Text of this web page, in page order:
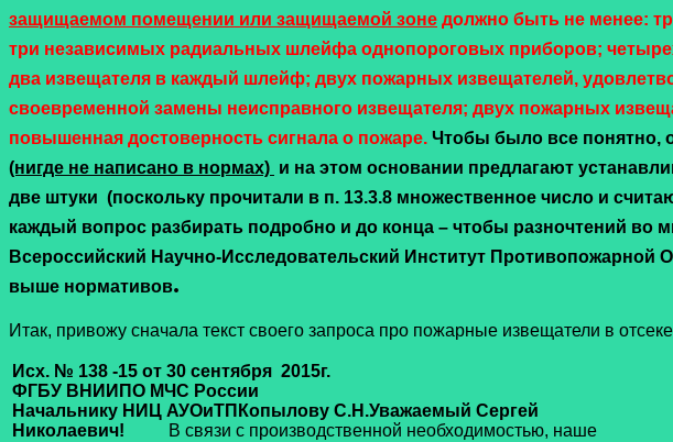
защищаемом помещении или защищаемой зоне должно быть не менее:
три независимых радиальных шлейфа однопороговых приборов;
два извещателя в каждый шлейф; двух пожарных извещателей,
своевременной замены неисправного извещателя; двух пожарных
повышенная достоверность сигнала о пожаре. Чтобы было все понятно,
(нигде не написано в нормах) и на этом основании предлагают
две штуки (поскольку прочитали в п. 13.3.8 множественное число и
каждый вопрос разбирать подробно и до конца – чтобы разночтений
Всероссийский Научно-Исследовательский Институт
выше нормативов.
Итак, привожу сначала текст своего запроса про пожарные извещатели в
Исх. № 138 -15 от 30 сентября 2015г.
ФГБУ ВНИИПО МЧС России
Начальнику НИЦ АУОиТП Копылову С.Н.Уважаемый Сергей
Николаевич!
В связи с производственной необходимостью, наше